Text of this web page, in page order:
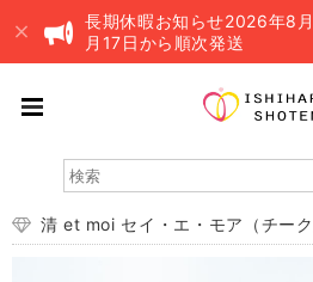
長期休暇お知らせ2026年8
月17日から順次発送
清 et moi セイ・エ・モア（チー